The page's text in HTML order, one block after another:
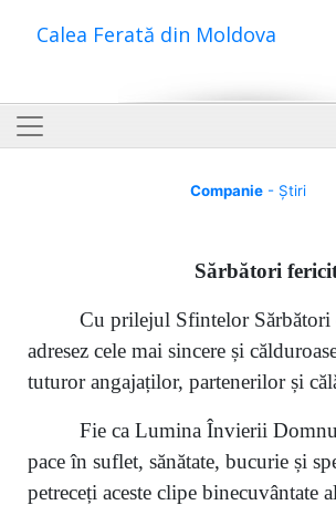
Calea Ferată din Moldova
Companie- Știri
Sărbători
Cu prilejul Sfintelor Sărbători
adresez cele mai sincere și
tuturor angajaților, partenerilor și
Fie ca Lumina Învierii
pace în suflet, sănătate, bucurie și
petreceți aceste clipe binecuvântate